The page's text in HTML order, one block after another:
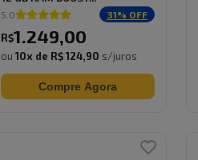
5.0 31% OFF
R$1.249,00
ou 10x de R$ 124,90 s/juros
Compre Agora